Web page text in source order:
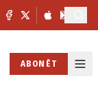
ABONĒT